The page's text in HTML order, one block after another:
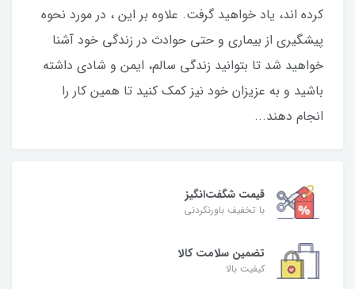
کرده اند، یاد خواهید گرفت. علاوه بر این ، در مورد نحوه
پیشگیری از بیماری و حتی حوادث در زندگی خود آشنا
خواهید شد تا بتوانید زندگی سالم، ایمن و شادی داشته
باشید و به عزیزان خود نیز کمک کنید تا همین کار را
انجام دهند...
قیمت شگفت‌انگیز
با تخفیف باورنکردنی
تضمین سلامت کالا
کیفیت بالا